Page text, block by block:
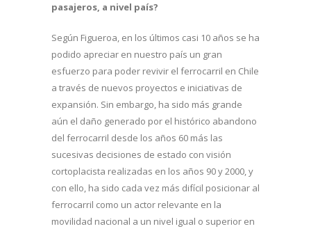
pasajeros, a nivel país?
Según Figueroa, en los últimos casi 10 años se ha
podido apreciar en nuestro país un gran
esfuerzo para poder revivir el ferrocarril en Chile
a través de nuevos proyectos e iniciativas de
expansión. Sin embargo, ha sido más grande
aún el daño generado por el histórico abandono
del ferrocarril desde los años 60 más las
sucesivas decisiones de estado con visión
cortoplacista realizadas en los años 90 y 2000, y
con ello, ha sido cada vez más difícil posicionar al
ferrocarril como un actor relevante en la
movilidad nacional a un nivel igual o superior en